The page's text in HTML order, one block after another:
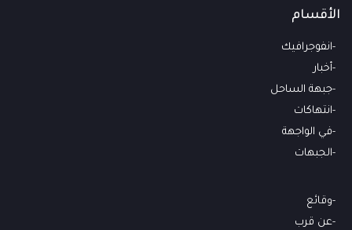
الأقسام
انفوجرافيك
أخبار
جبهة الساحل
انتهاكات
في الواجهة
الجبهات
وقائع
عن قرب